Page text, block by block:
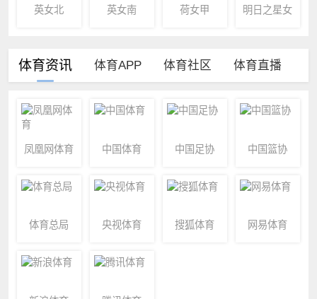
英女北 英女南 荷女甲 明日之星女
体育资讯 体育APP 体育社区 体育直播
凤凰网体育 中国体育 中国足协 中国篮协
体育总局 央视体育 搜狐体育 网易体育